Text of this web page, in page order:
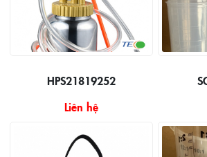
HPS21819252
Liên hệ